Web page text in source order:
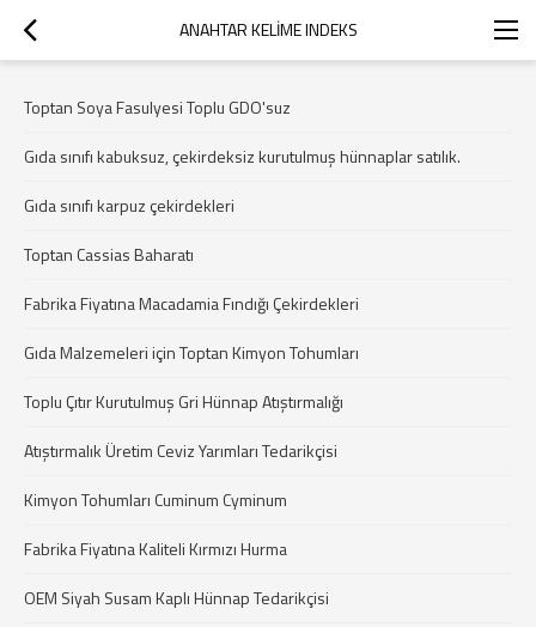
ANAHTAR KELIME INDEKS
Toptan Soya Fasulyesi Toplu GDO'suz
Gıda sınıfı kabuksuz, çekirdeksiz kurutulmuş hünnaplar satılık.
Gıda sınıfı karpuz çekirdekleri
Toptan Cassias Baharatı
Fabrika Fiyatına Macadamia Fındığı Çekirdekleri
Gıda Malzemeleri için Toptan Kimyon Tohumları
Toplu Çıtır Kurutulmuş Gri Hünnap Atıştırmalığı
Atıştırmalık Üretim Ceviz Yarımları Tedarikçisi
Kimyon Tohumları Cuminum Cyminum
Fabrika Fiyatına Kaliteli Kırmızı Hurma
OEM Siyah Susam Kaplı Hünnap Tedarikçisi